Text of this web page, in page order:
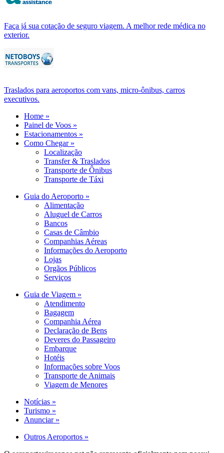
Faça já sua cotação de seguro viagem. A melhor rede médica no
exterior.
Traslados para aeroportos com vans, micro-ônibus, carros
executivos.
Home »
Painel de Voos »
Estacionamentos »
Como Chegar »
Localização
Transfer & Traslados
Transporte de Ônibus
Transporte de Táxi
Guia do Aeroporto »
Alimentação
Aluguel de Carros
Bancos
Casas de Câmbio
Companhias Aéreas
Informações do Aeroporto
Lojas
Orgãos Públicos
Serviços
Guia de Viagem »
Atendimento
Bagagem
Companhia Aérea
Declaração de Bens
Deveres do Passageiro
Embarque
Hotéis
Informações sobre Voos
Transporte de Animais
Viagem de Menores
Notícias »
Turismo »
Anunciar »
Outros Aeroportos »